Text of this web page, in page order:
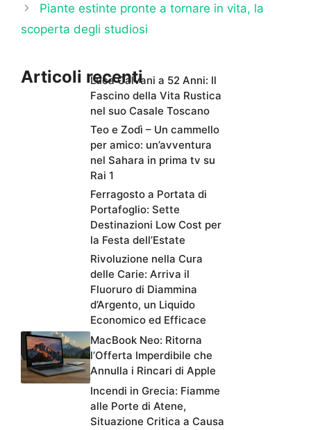
Piante estinte pronte a tornare in vita, la
scoperta degli studiosi
Articoli recentiLuca Calvani a 52 Anni: Il
Fascino della Vita Rustica
nel suo Casale Toscano
Teo e Zodì – Un cammello
per amico: un’avventura
nel Sahara in prima tv su
Rai 1
Ferragosto a Portata di
Portafoglio: Sette
Destinazioni Low Cost per
la Festa dell’Estate
Rivoluzione nella Cura
delle Carie: Arriva il
Fluoruro di Diammina
d’Argento, un Liquido
Economico ed Efficace
MacBook Neo: Ritorna
l’Offerta Imperdibile che
Annulla i Rincari di Apple
Incendi in Grecia: Fiamme
alle Porte di Atene,
Situazione Critica a Causa